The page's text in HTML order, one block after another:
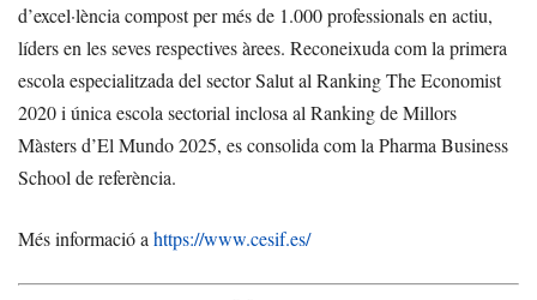
d’excel·lència compost per més de 1.000 professionals en actiu,
líders en les seves respectives àrees. Reconeixuda com la primera
escola especialitzada del sector Salut al Ranking The Economist
2020 i única escola sectorial inclosa al Ranking de Millors
Màsters d’El Mundo 2025, es consolida com la Pharma Business
School de referència.
Més informació a https://www.cesif.es/